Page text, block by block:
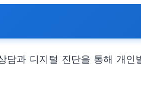
과 디지털 진단을 통해 개